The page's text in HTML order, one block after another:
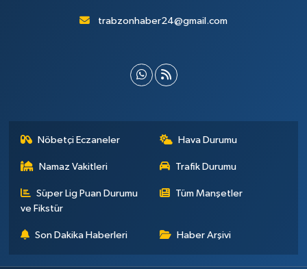
trabzonhaber24@gmail.com
Nöbetçi Eczaneler Hava Durumu
Namaz Vakitleri Trafik Durumu
Süper Lig Puan Durumu
ve Fikstür
Tüm Manşetler
Son Dakika Haberleri Haber Arşivi